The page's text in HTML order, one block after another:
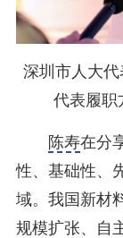
深圳市人大代
代表履职
陈寿在分
性、基础性、
域。我国新材
规模扩张、自